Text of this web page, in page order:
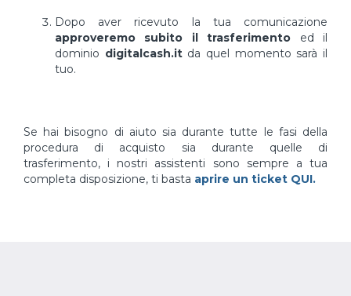
Dopo aver ricevuto la tua comunicazione
approveremo subito il trasferimento ed il
dominio digitalcash.itda quel momento sarà il
tuo.
Se hai bisogno di aiuto sia durante tutte le fasi della
procedura di acquisto sia durante quelle di
trasferimento, i nostri assistenti sono sempre a tua
completa disposizione, ti basta aprire un ticket QUI.